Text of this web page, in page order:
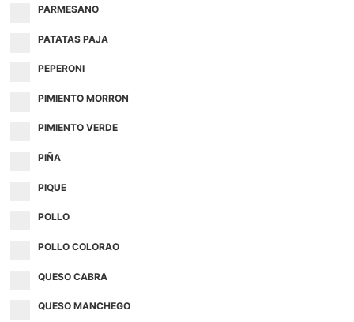
PARMESANO
PATATAS PAJA
PEPERONI
PIMIENTO MORRON
PIMIENTO VERDE
PIÑA
PIQUE
POLLO
POLLO COLORAO
QUESO CABRA
QUESO MANCHEGO